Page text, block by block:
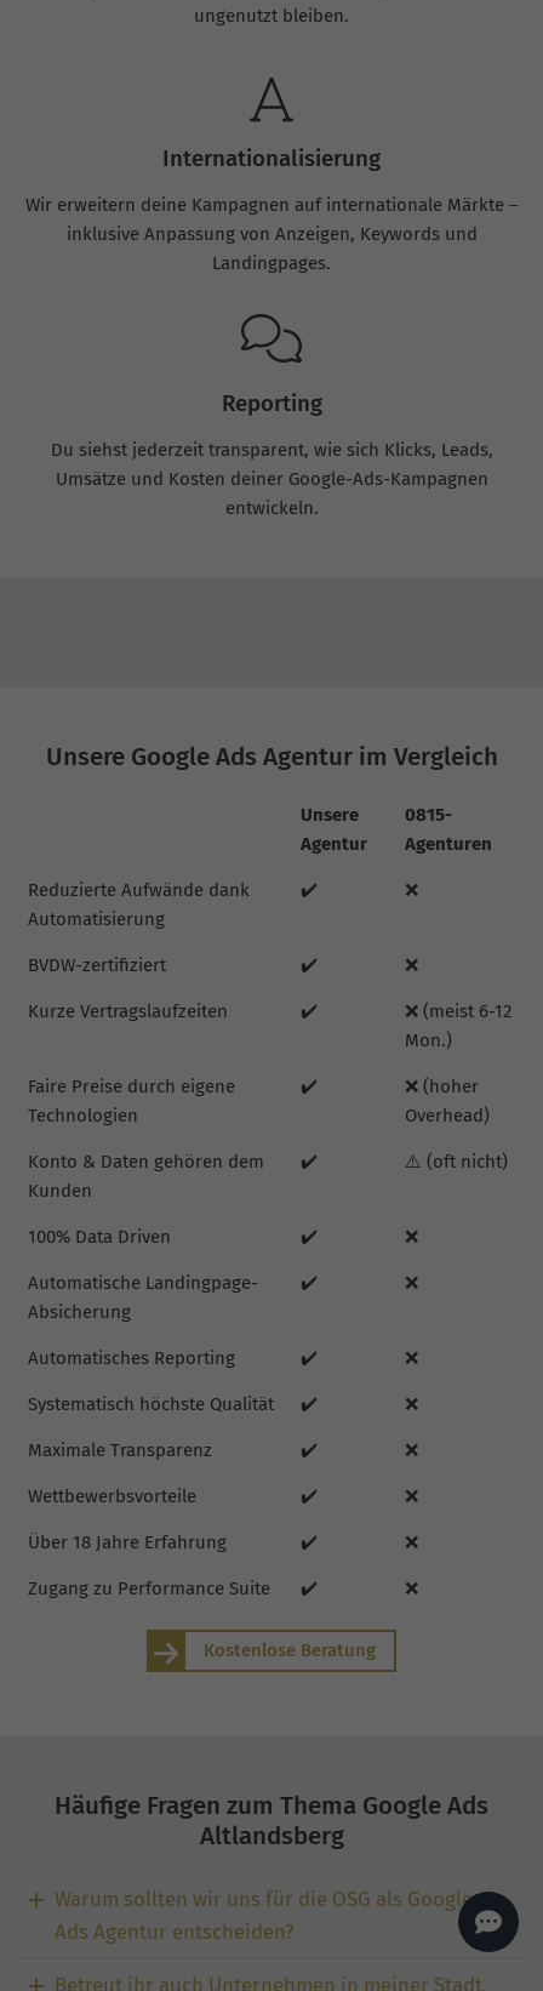
ungenutzt bleiben.
Internationalisierung
Wir erweitern deine Kampagnen auf internationale Märkte –
inklusive Anpassung von Anzeigen, Keywords und
Landingpages.
Reporting
Du siehst jederzeit transparent, wie sich Klicks, Leads,
Umsätze und Kosten deiner Google-Ads-Kampagnen
entwickeln.
Unsere Google Ads Agentur im Vergleich
Unsere
Agentur
0815-
Agenturen
Reduzierte Aufwände dank
Automatisierung
✔️ ❌
BVDW-zertifiziert ✔️ ❌
Kurze Vertragslaufzeiten ✔️
❌ (meist 6-12
Mon.)
Faire Preise durch eigene
Technologien
✔️
❌ (hoher
Overhead)
Konto & Daten gehören dem
Kunden
✔️ ⚠️ (oft nicht)
100% Data Driven ✔️ ❌
Automatische Landingpage-
Absicherung
✔️ ❌
Automatisches Reporting ✔️ ❌
Systematisch höchste Qualität ✔️ ❌
Maximale Transparenz ✔️ ❌
Wettbewerbsvorteile ✔️ ❌
Über 18 Jahre Erfahrung ✔️ ❌
Zugang zu Performance Suite ✔️ ❌
Kostenlose Beratung
Häufige Fragen zum Thema Google Ads
Altlandsberg
Warum sollten wir uns für die OSG als Google
Ads Agentur entscheiden?
Betreut ihr auch Unternehmen in meiner Stadt,
Profi-SEO startet bei uns
Backlinks, Beratung und